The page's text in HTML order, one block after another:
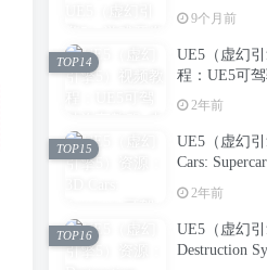
程：虚幻引
称射击游戏
9个月前
UE5（虚幻
程：UE5可
文字幕
2年前
TOP14
UE5（虚幻
Cars:
车
2年前
TOP15
UE5（虚幻引
Destruction
TOP16